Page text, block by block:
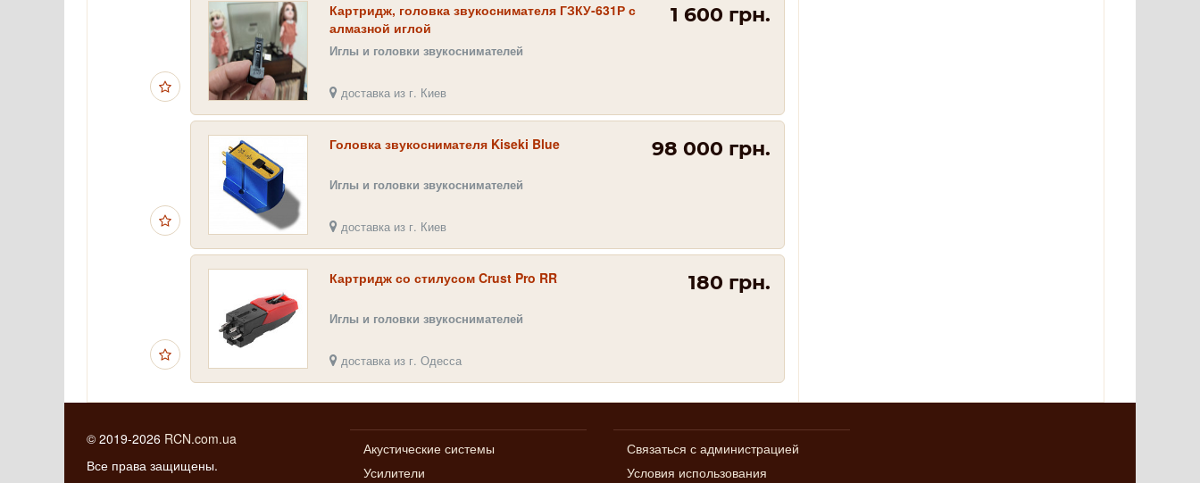
Картридж, головка звукоснимателя ГЗКУ-631Р с
алмазной иглой
Иглы и головки звукоснимателей
доставка из г. Киев
1 600 грн.
Головка звукоснимателя Kiseki Blue
Иглы и головки звукоснимателей
доставка из г. Киев
98 000 грн.
Картридж со стилусом Crust Pro RR
Иглы и головки звукоснимателей
доставка из г. Одесса
180 грн.
© 2019-2026 RCN.com.ua
Все права защищены.
Акустические системы
Усилители
Связаться с администрацией
Условия использования